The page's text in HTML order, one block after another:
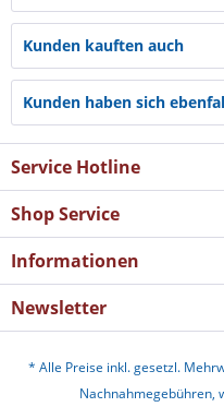
Kunden kauften auch
Kunden haben sich
Service Hotline
Shop Service
Informationen
Newsletter
* Alle Preise inkl. gesetzl.
Nachnahmegebühren,